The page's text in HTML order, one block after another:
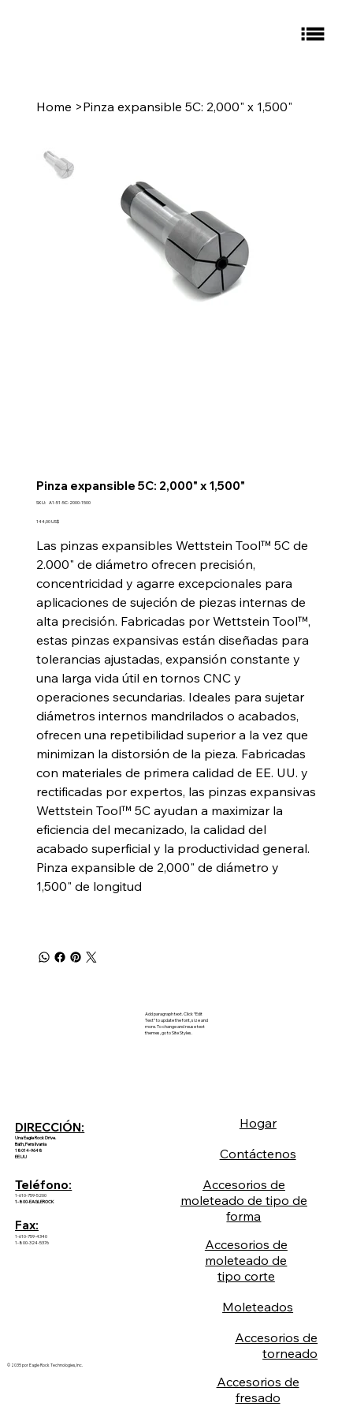
Home >Pinza expansible 5C: 2,000" x 1,500"
Pinza expansible 5C: 2,000" x 1,500"
SKU: SKU
51-
1500
A1-51-5C-2000-1500
Precio
144,00 US$
Las pinzas expansibles Wettstein Tool™ 5C de
2.000" de diámetro ofrecen precisión,
concentricidad y agarre excepcionales para
aplicaciones de sujeción de piezas internas de
alta precisión. Fabricadas por Wettstein Tool™,
estas pinzas expansivas están diseñadas para
tolerancias ajustadas, expansión constante y
una larga vida útil en tornos CNC y
operaciones secundarias. Ideales para sujetar
diámetros internos mandrilados o acabados,
ofrecen una repetibilidad superior a la vez que
minimizan la distorsión de la pieza. Fabricadas
con materiales de primera calidad de EE. UU. y
rectificadas por expertos, las pinzas expansivas
Wettstein Tool™ 5C ayudan a maximizar la
eficiencia del mecanizado, la calidad del
acabado superficial y la productividad general.
Pinza expansible de 2,000" de diámetro y
1,500" de longitud
Add paragraph text. Click “Edit
Text” to update the font, size and
more. To change and reuse text
themes, go to Site Styles.
DIRECCIÓN:
Una Eagle Rock Drive.
Bath, Pensilvania
18014-9648
EE.UU
Teléfono:
1-610-759-5200
1-800-EAGLEROCK
Fax:
1-610-759-4340
1-800-324-5376
© 2035 por Eagle Rock Technologies, Inc.
Hogar
Contáctenos
Accesorios de
moleteado de tipo de
forma
Accesorios de
moleteado de
tipo corte
Moleteados
Accesorios de
torneado
Accesorios de
fresado